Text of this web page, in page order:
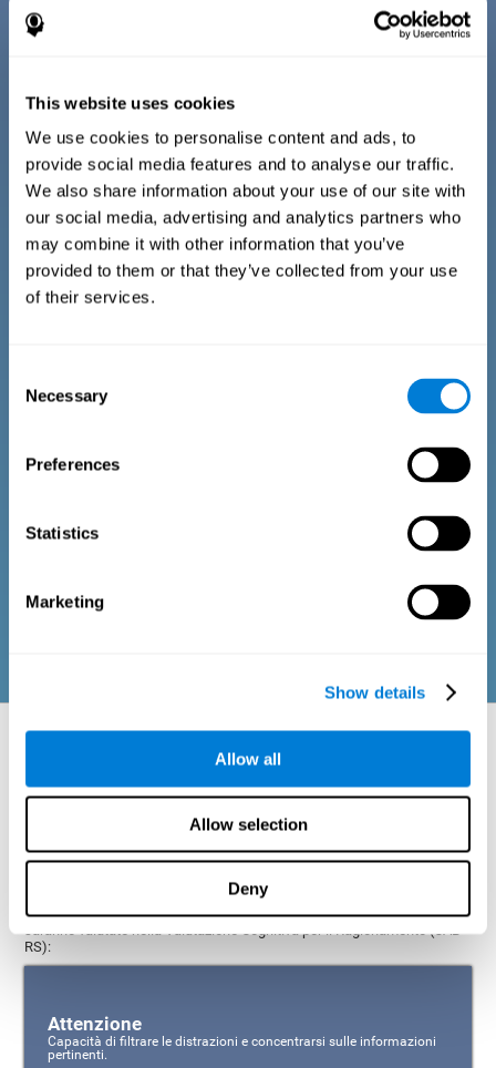
This website uses cookies
We use cookies to personalise content and ads, to
provide social media features and to analyse our traffic.
We also share information about your use of our site with
our social media, advertising and analytics partners who
may combine it with other information that you’ve
provided to them or that they’ve collected from your use
of their services.
Selection
Necessary
Preferences
Statistics
Marketing
Show details
Allow all
Allow selection
Deny
psicologico). Per poter affermare che una persona gode di un buon
stato di salute è essenziale che non vi sia alcuna alterazione in
nessuno di essi. Per questa ragione, il test per il ragionamento, realizza
anni
Consta di una serie di items di facile risposta che possono
essere completate dal tutor o dal professionista responsabile
della valutazione. Il questionario raccoglie domande sui seguenti
domini: Benessere fisico, (condizione fisica appropriata),
Benessere psicologico (un buon stato dei nostri processi
cognitivi ed emotivi) e Benessere sociale (mantenere relazioni
essere completate dal tutor o dal professionista responsabile
della valutazione. Il questionario raccoglie domande sul
Benessere psicologico, segni relazionati con il Benessere fisico
anziane.
Aspetti neuropsicologici valutati: aree e
capacità cognitive
quotidianità, risolvere problemi e raggiungere i nostri obiettivi, anche se
ciò implica, occasionalmente, una modifica del piano originale. Grazie
al ragionamento siamo capaci di relazionare, classificare, ordinare e
pianificare le nostre idee o azioni in base alle esigenza che si
impongono nel momento presente o futuro. Queste sono ognuna delle
capacità cognitive che fanno parte delle funzioni esecutive e che
RS):
Attenzione
Capacità di filtrare le distrazioni e concentrarsi sulle informazioni
pertinenti.